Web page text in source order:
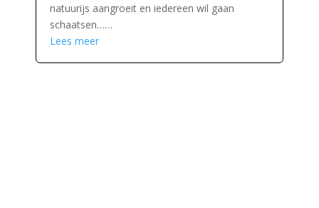
natuurijs aangroeit en iedereen wil gaan
schaatsen……
Lees meer